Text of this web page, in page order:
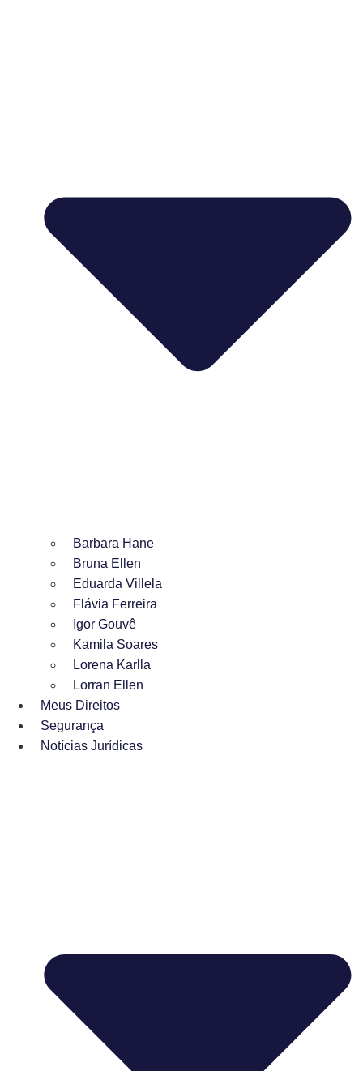
Barbara Hane
Bruna Ellen
Eduarda Villela
Flávia Ferreira
Igor Gouvê
Kamila Soares
Lorena Karlla
Lorran Ellen
Meus Direitos
Segurança
Notícias Jurídicas